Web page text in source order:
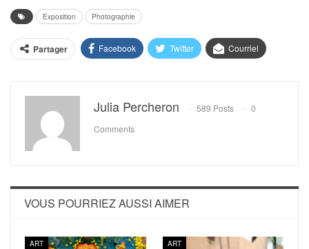
Exposition Photographie
Partager Facebook Twitter Courriel
Julia Percheron 589 Posts
0
Comments
VOUS POURRIEZ AUSSI AIMER
ART ART